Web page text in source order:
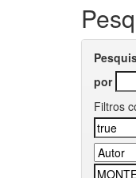
por
Filtros